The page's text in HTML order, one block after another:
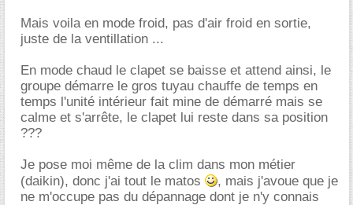
Mais voila en mode froid, pas d'air froid en sortie,
juste de la ventillation ...
En mode chaud le clapet se baisse et attend ainsi, le
groupe démarre le gros tuyau chauffe de temps en
temps l'unité intérieur fait mine de démarré mais se
calme et s'arrête, le clapet lui reste dans sa position
???
Je pose moi même de la clim dans mon métier
(daikin), donc j'ai tout le matos
, mais j'avoue que je
ne m'occupe pas du dépannage dont je n'y connais